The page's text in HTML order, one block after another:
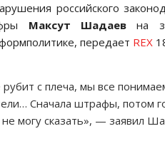
российского
Максут Шадаев на
передает REX
с плеча, мы все
Сначала штрафы, потом
могу сказать», — заявил